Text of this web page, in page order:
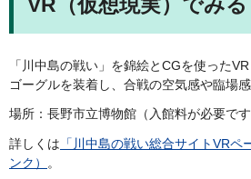
「川中島の戦い」を錦絵とCGを使った
ゴーグルを装着し、合戦の空気感や臨場感
場所：長野市立博物館（入館料が必要です
詳しくは 「川中島の戦い総合サイトVRペ
ンク）
。